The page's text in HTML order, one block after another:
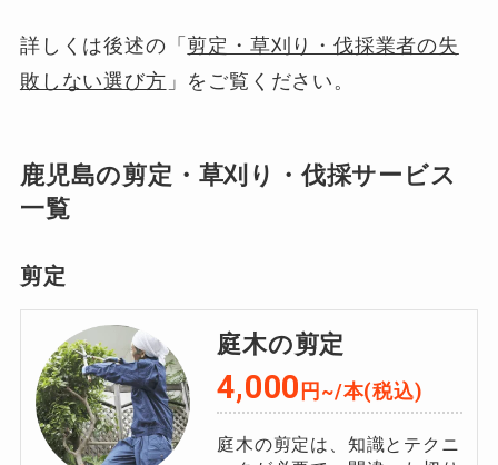
詳しくは後述の「 剪定・草刈り・伐採業者の失
敗しない選び方 」をご覧ください。
鹿児島の剪定・草刈り・伐採サービス
一覧
剪定
庭木の剪定
4,000円~/本(税込)
庭木の剪定は、知識とテクニ